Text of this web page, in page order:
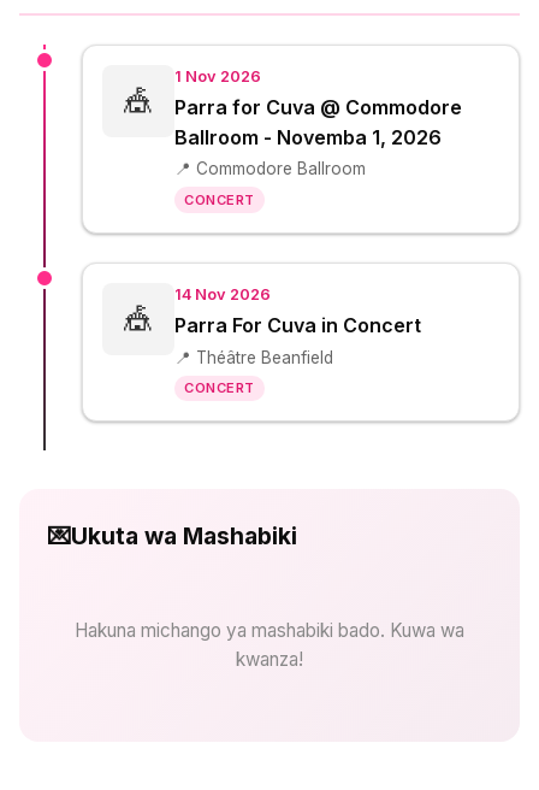
🎪
1 Nov 2026
Parra for Cuva @ Commodore
Ballroom - Novemba 1, 2026
📍 Commodore Ballroom
CONCERT
🎪
14 Nov 2026
Parra For Cuva in Concert
📍 Théâtre Beanfield
CONCERT
💌Ukuta wa Mashabiki
Hakuna michango ya mashabiki bado. Kuwa wa
kwanza!